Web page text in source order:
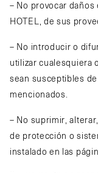
– No provocar
HOTEL, de sus
– No introducir o
utilizar cualesquiera
sean susceptibles
mencionados.
– No suprimir,
de protección o
instalado en las